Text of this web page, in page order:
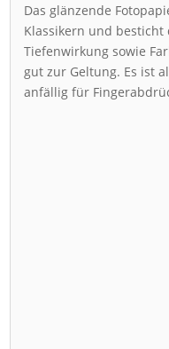
Das glänzende
Klassikern und
Tiefenwirkung sowie
gut zur Geltung. Es ist
anfällig für